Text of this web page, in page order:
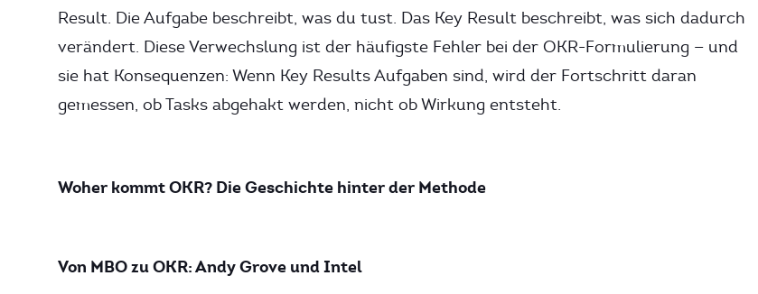
Result. Die Aufgabe beschreibt, was du tust. Das Key Result beschreibt, was sich dadurch
verändert. Diese Verwechslung ist der häufigste Fehler bei der OKR-Formulierung — und
sie hat Konsequenzen: Wenn Key Results Aufgaben sind, wird der Fortschritt daran
gemessen, ob Tasks abgehakt werden, nicht ob Wirkung entsteht.
Woher kommt OKR? Die Geschichte hinter der Methode
Von MBO zu OKR: Andy Grove und Intel